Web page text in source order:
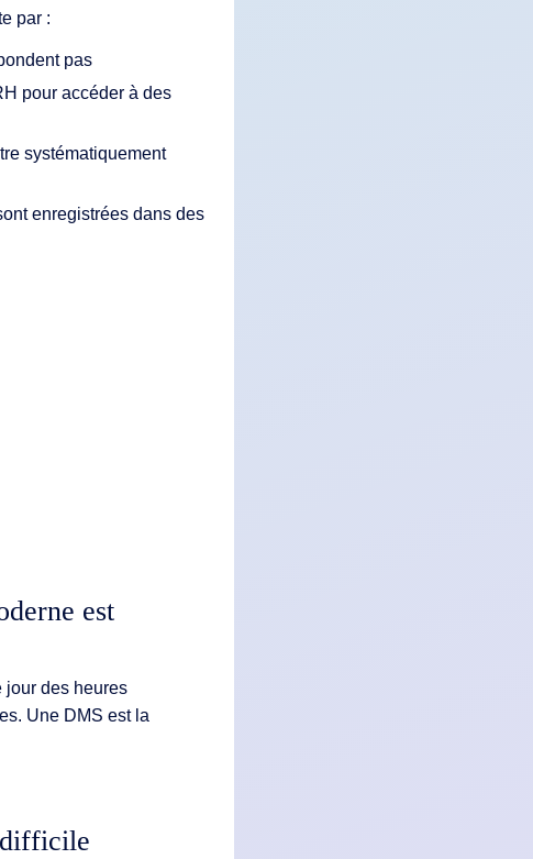
par :
pas
pour accéder à des
systématiquement
enregistrées dans des
est
jour des heures
Une DMS est la
difficile